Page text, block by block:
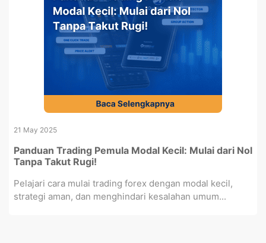
21 May 2025
Panduan Trading Pemula Modal Kecil: Mulai dari Nol
Tanpa Takut Rugi!
Pelajari cara mulai trading forex dengan modal kecil,
strategi aman, dan menghindari kesalahan umum...